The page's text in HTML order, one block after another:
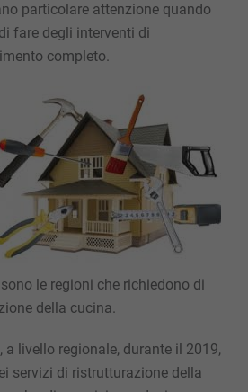
particolare attenzione quando
fare degli interventi di
completo.
le regioni che richiedono di
della cucina.
livello regionale, durante il 2019,
servizi di ristrutturazione della